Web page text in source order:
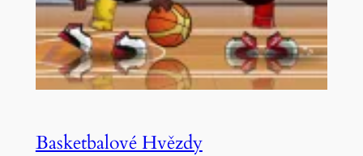
Basketbalové Hvězdy